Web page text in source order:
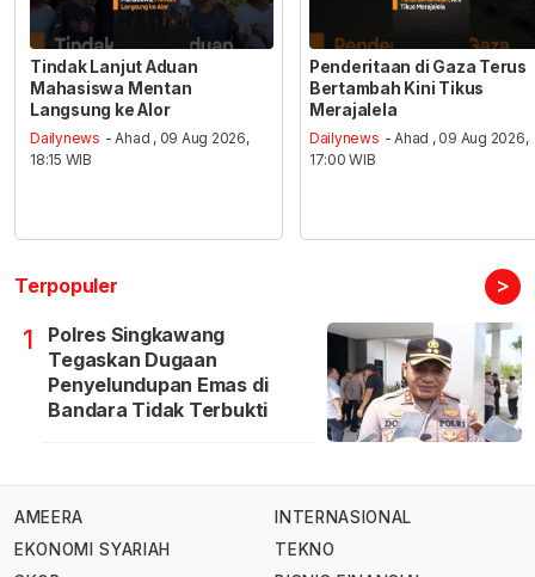
Tindak Lanjut Aduan
Mahasiswa Mentan
Langsung ke Alor
Dailynews - Ahad , 09 Aug 2026,
18:15 WIB
Penderitaan di Gaza Terus
Bertambah Kini Tikus
Merajalela
Dailynews - Ahad , 09 Aug 2026,
17:00 WIB
Terpopuler >
1
Polres Singkawang
Tegaskan Dugaan
Penyelundupan Emas di
Bandara Tidak Terbukti
AMEERA
EKONOMI SYARIAH
INTERNASIONAL
TEKNO